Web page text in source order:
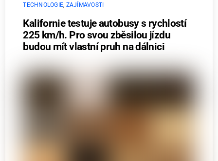
TECHNOLOGIE, ZAJÍMAVOSTI
Kalifornie testuje autobusy s rychlostí
225 km/h. Pro svou zběsilou jízdu
budou mít vlastní pruh na dálnici